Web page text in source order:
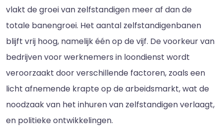
vlakt de groei van zelfstandigen meer af dan de
totale banengroei. Het aantal zelfstandigenbanen
blijft vrij hoog, namelijk één op de vijf. De voorkeur van
bedrijven voor werknemers in loondienst wordt
veroorzaakt door verschillende factoren, zoals een
licht afnemende krapte op de arbeidsmarkt, wat de
noodzaak van het inhuren van zelfstandigen verlaagt,
en politieke ontwikkelingen.